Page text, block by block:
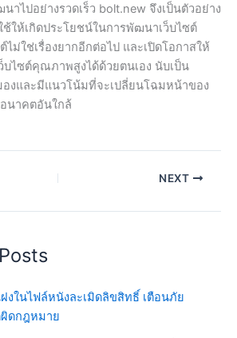
ไปอย่างรวดเร็ว bolt.new จึงเป็นตัวอย่าง
ให้เกิดประโยชน์ในการพัฒนาเว็บไซต์
ไม่ใช่เรื่องยากอีกต่อไป และเปิดโอกาสให้
บไซต์คุณภาพสูงได้ด้วยตนเอง นับเป็น
งและมีแนวโน้มที่จะเปลี่ยนโฉมหน้าของ
นาคตอันใกล้
NEXT